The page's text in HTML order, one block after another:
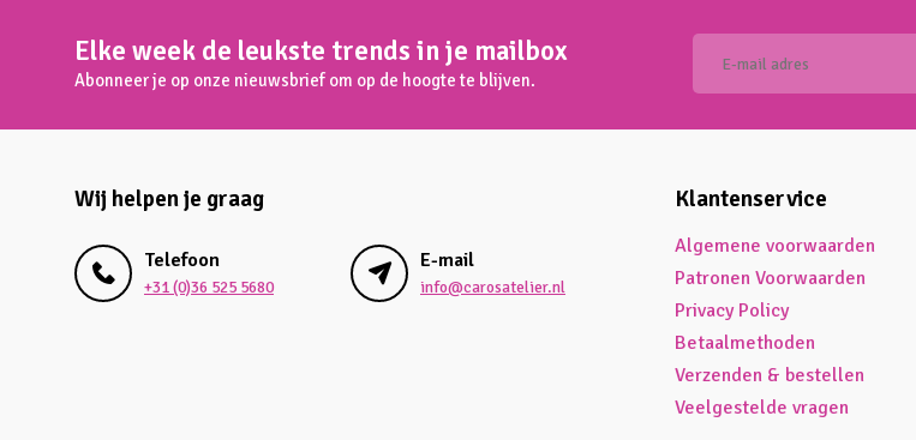
Elke week de leukste trends in je mailbox
Abonneer je op onze nieuwsbrief om op de hoogte te blijven.
Wij helpen je graag
Telefoon
+31 (0)36 525 5680
E-mail
info@carosatelier.nl
Klantenservice
Algemene voorwaarden
Patronen Voorwaarden
Privacy Policy
Betaalmethoden
Verzenden & bestellen
Veelgestelde vragen